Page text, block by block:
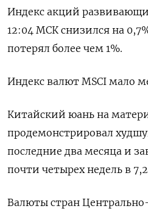
Индекс акций
12:04 МСК снизился на
потерял более чем 1%.
Индекс валют MSCI мало
Китайский юань на
продемонстрировал
последние два месяца и
почти четырех недель в
Валюты стран